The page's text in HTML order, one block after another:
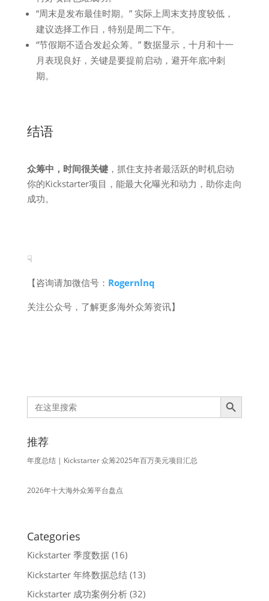
“周末是发布最佳时期。” 实际上周末支持度较低，
建议选择工作日，特别是周二下午。
“节假期不适合发起众筹。” 数据显示，十月和十一
月表现良好，关键是要提前启动，避开年底冲刺
期。
结语
众筹中，时间很关键，抓住支持者最活跃的时机启动
你的Kickstarter项目，能最大化曝光和动力，助你走向
成功。
☟
【咨询请加微信号： Rogernlnq
关注公众号，了解更多海外众筹资讯】
Search
for:
Search Button
推荐
年度总结 | Kickstarter 众筹2025年百万美元项目汇总
2026年十大海外众筹平台盘点
Categories
Kickstarter 季度数据(16)
Kickstarter 年终数据总结(13)
Kickstarter 成功案例分析(32)